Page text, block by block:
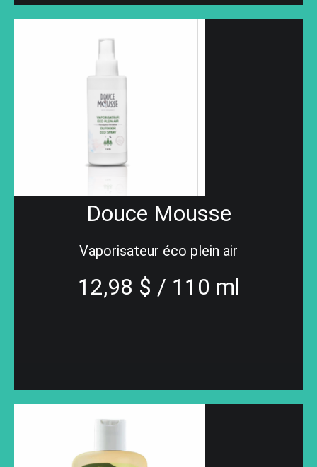
Douce Mousse
Vaporisateur éco plein air
12,98 $ / 110 ml